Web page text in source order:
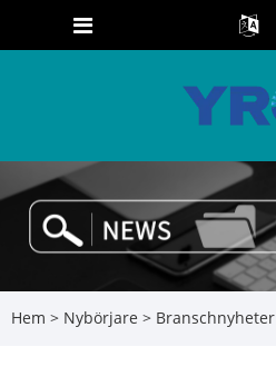
Hem > Nybörjare > Branschnyheter